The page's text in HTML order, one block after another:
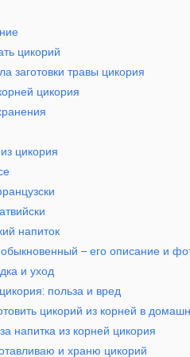
цикорий
заготовки травы цикория
цикория
цикория
напиток
– его описание и
и уход
польза и вред
цикорий из корней в
напитка из корней цикория
и храню цикорий